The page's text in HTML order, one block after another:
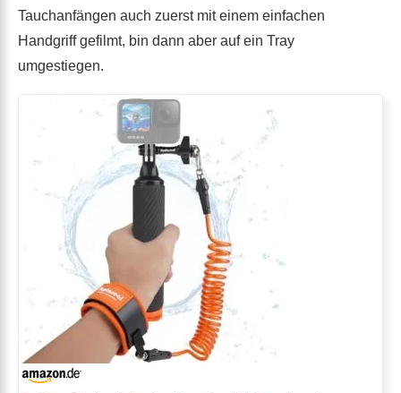
Tauchanfängen auch zuerst mit einem einfachen
Handgriff gefilmt, bin dann aber auf ein Tray
umgestiegen.